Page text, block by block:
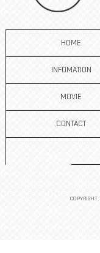
HOME
INFOMATION
MOVIE
CONTACT